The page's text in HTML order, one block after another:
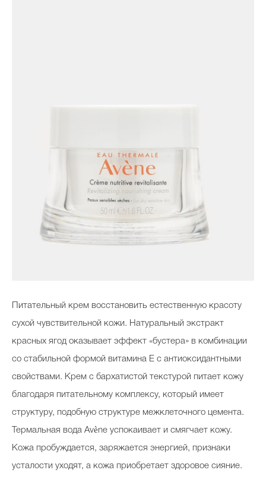
Питательный крем восстановить естественную красоту
сухой чувствительной кожи. Натуральный экстракт
красных ягод оказывает эффект «бустера» в комбинации
со стабильной формой витамина Е с антиоксидантными
свойствами. Крем с бархатистой текстурой питает кожу
благодаря питательному комплексу, который имеет
структуру, подобную структуре межклеточного цемента.
Термальная вода Avène успокаивает и смягчает кожу.
Кожа пробуждается, заряжается энергией, признаки
усталости уходят, а кожа приобретает здоровое сияние.